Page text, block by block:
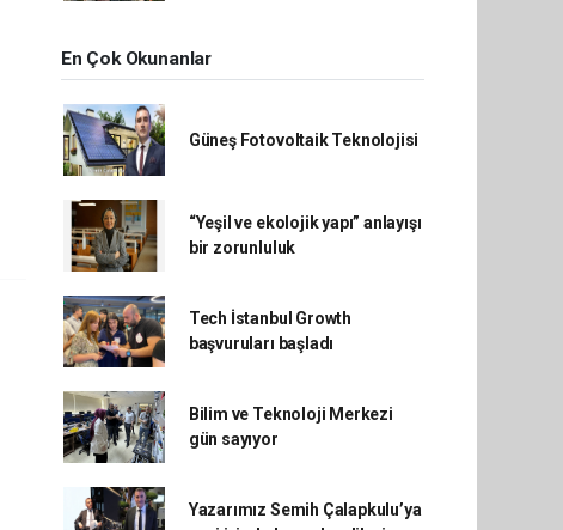
En Çok Okunanlar
Güneş Fotovoltaik Teknolojisi
“Yeşil ve ekolojik yapı” anlayışı
bir zorunluluk
Tech İstanbul Growth
başvuruları başladı
Bilim ve Teknoloji Merkezi
gün sayıyor
Yazarımız Semih Çalapkulu’ya